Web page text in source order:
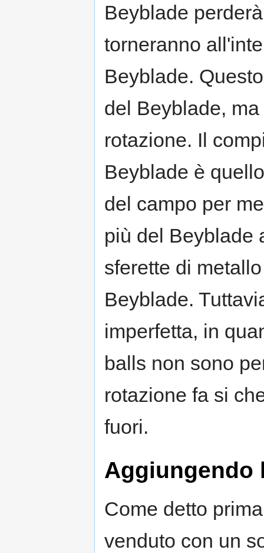
Beyblade
torneranno
Beyblade.
del Beyblade,
rotazione. Il
Beyblade è
del campo per
più del Beyblade
sferette di
Beyblade.
imperfetta, in
balls non sono
rotazione fa si
fuori.
Aggiungendo
Come detto
venduto con un